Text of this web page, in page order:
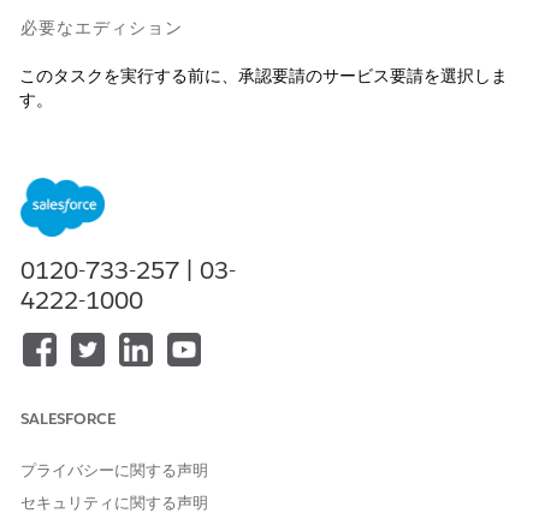
必要なエディション
このタスクを実行する前に、承認要請のサービス要請を選択しま
す。
使用可能なエディション: Health Cloud が付属する
Edition および
必要なユーザー権限
ドキュメントを追加して要請
を送信する
します。最大合計サイズが 80 KB のドキュメントを 6 個まで
0120-733-257 | 03-
4222-1000
SALESFORCE
プライバシーに関する声明
セキュリティに関する声明